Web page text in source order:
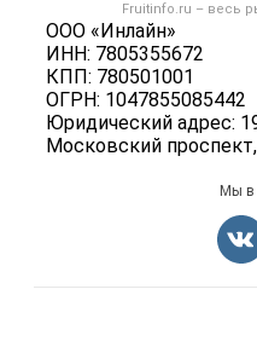
Fruitinfo.ru – весь
ООО «Инлайн»
ИНН: 7805355672
КПП: 780501001
ОГРН: 1047855085442
Юридический адрес:
Московский
Политика
Карта
Мы в